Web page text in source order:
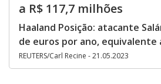
a R$ 117,7 milhões
Haaland Posição: atacante
de euros por ano, equivalente
REUTERS/Carl Recine - 21.05.2023